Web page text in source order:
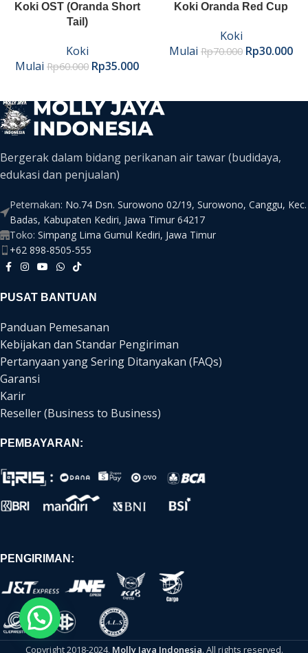
Koki OST (Oranda Short
Tail)
Koki
Mulai Rp60.000 Rp35.000
Koki Oranda Red Cup
Koki
Mulai Rp70.000 Rp30.000
Bergerak dalam bidang perikanan air tawar (budidaya,
edukasi dan penjualan)
Peternakan: No.74 Dsn. Surowono 02/19, Surowono, Canggu, Kec.
Badas, Kabupaten Kediri, Jawa Timur 64217
Toko: Simpang Lima Gumul Kediri, Jawa Timur
+62 898-8505-555
PUSAT BANTUAN
Panduan Pemesanan
Kebijakan dan Standar Pengiriman
Pertanyaan yang Sering Ditanyakan (FAQs)
Garansi
Karir
Reseller (Business to Business)
PEMBAYARAN:
PENGIRIMAN:
Copyright 2018-2024, Molly Jaya Indonesia. All rights reserved.